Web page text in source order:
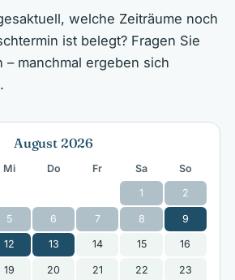
welche Zeiträume noch
ist belegt? Fragen Sie
– manchmal ergeben sich
August 2026
Mi Do Fr Sa
So
1
2
5 6 7 8 9
12 13 14 15 16
19 20 21 22 23